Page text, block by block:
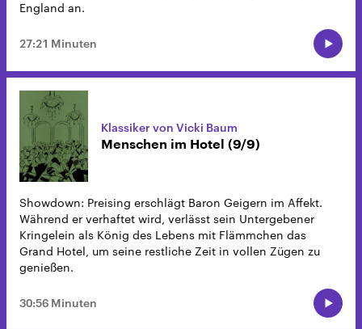
England an.
27:21 Minuten
Klassiker von Vicki Baum
Menschen im Hotel (9/9)
Showdown: Preising erschlägt Baron Geigern im Affekt.
Während er verhaftet wird, verlässt sein Untergebener
Kringelein als König des Lebens mit Flämmchen das
Grand Hotel, um seine restliche Zeit in vollen Zügen zu
genießen.
30:56 Minuten